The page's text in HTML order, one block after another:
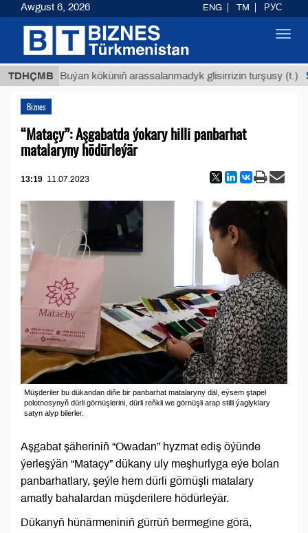
TDHÇMBBuýan köküniň arassalanmadyk glisirrizin turşusy (t.)
Biznes
“Mataçy”: Aşgabatda ýokary hilli panbarhat
matalaryny hödürleýär
13:19 11.07.2023
Müşderiler bu dükandan diňe bir panbarhat matalaryny däl, eýsem ştapel
polotnosynyň dürli görnüşlerini, dürli reňkli we görnüşli arap stilli ýaglyklary
satyn alyp bilerler.
Aşgabat şäheriniň “Owadan” hyzmat ediş öýünde
ýerleşýän “Mataçy” dükany uly meşhurlyga eýe bolan
panbarhatlary, şeýle hem dürli görnüşli matalary
amatly bahalardan müşderilere hödürleýär.
Dükanyň hünärmeniniň gürrüň bermegine görä,
Awgust 6, 2026 ENG TM РУС